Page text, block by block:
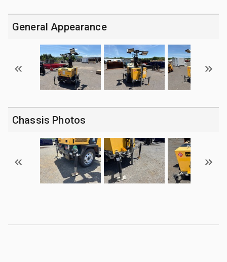
General Appearance
Chassis Photos